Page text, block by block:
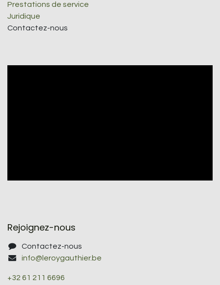
Prestations de service
Juridique
Contactez-nous
Rejoignez-nous
Contactez-nous
info@leroygauthier.be
+32 61 211 6696